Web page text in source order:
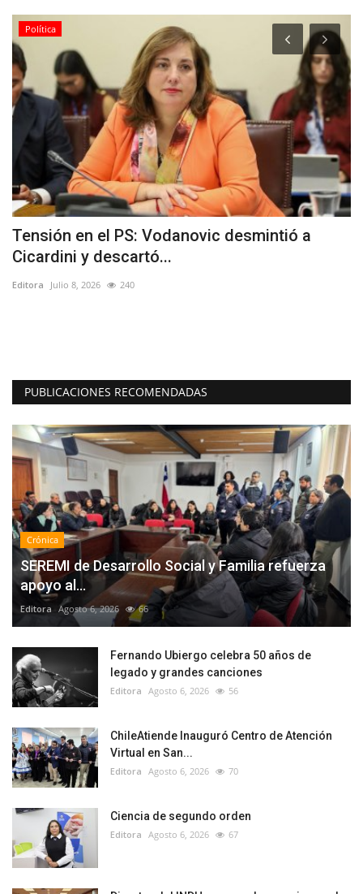
Política
Tensión en el PS: Vodanovic desmintió a
Cicardini y descartó...
Editora Julio 8, 2026 240
PUBLICACIONES RECOMENDADAS
Crónica
SEREMI de Desarrollo Social y Familia refuerza
apoyo al...
Editora Agosto 6, 2026 66
Fernando Ubiergo celebra 50 años de
legado y grandes canciones
Editora Agosto 6, 2026 56
ChileAtiende Inauguró Centro de Atención
Virtual en San...
Editora Agosto 6, 2026 70
Ciencia de segundo orden
Editora Agosto 6, 2026 67